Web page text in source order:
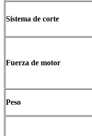
Sistema de corte
Fuerza de motor
Peso